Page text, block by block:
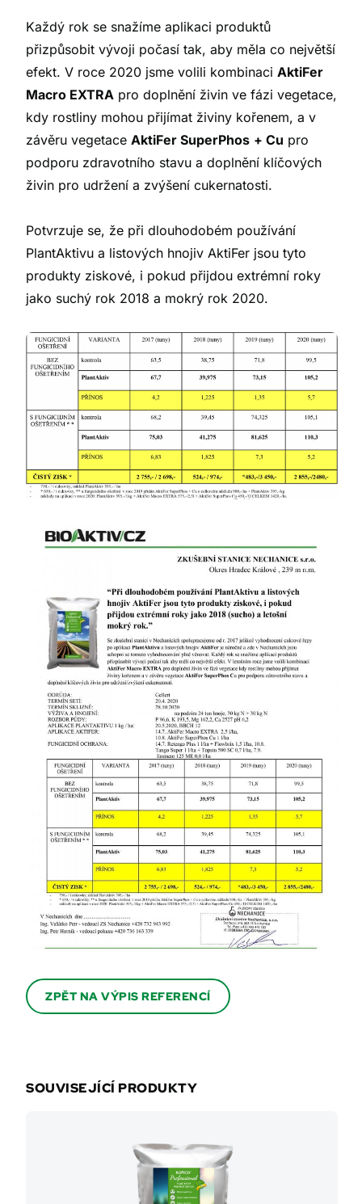
Každý rok se snažíme aplikaci produktů
přizpůsobit vývoji počasí tak, aby měla co největší
efekt. V roce 2020 jsme volili kombinaci AktiFer
Macro EXTRA pro doplnění živin ve fázi vegetace,
kdy rostliny mohou přijímat živiny kořenem, a v
závěru vegetace AktiFer SuperPhos + Cu pro
podporu zdravotního stavu a doplnění klíčových
živin pro udržení a zvýšení cukernatosti.
Potvrzuje se, že při dlouhodobém používání
PlantAktivu a listových hnojiv AktiFer jsou tyto
produkty ziskové, i pokud přijdou extrémní roky
jako suchý rok 2018 a mokrý rok 2020.
ZPĚT NA VÝPIS REFERENCÍ
SOUVISEJÍCÍ PRODUKTY